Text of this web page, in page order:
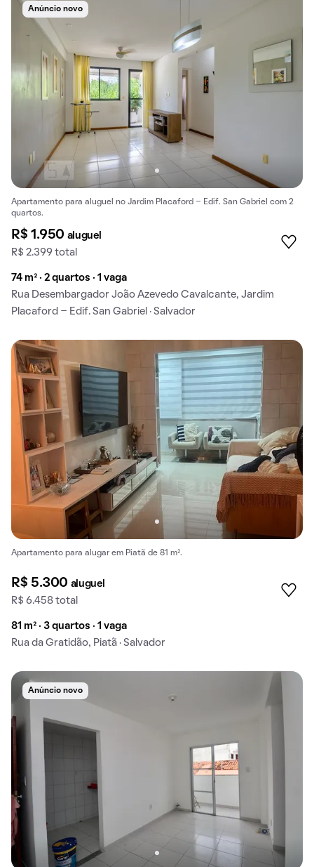
Anúncio novo
Apartamento para aluguel no Jardim Placaford - Edif. San Gabriel com 2
quartos.
R$ 1.950 aluguel
R$ 2.399 total
74 m² · 2 quartos · 1 vaga
Rua Desembargador João Azevedo Cavalcante, Jardim
Placaford - Edif. San Gabriel · Salvador
Apartamento para alugar em Piatã de 81 m².
R$ 5.300 aluguel
R$ 6.458 total
81 m² · 3 quartos · 1 vaga
Rua da Gratidão, Piatã · Salvador
Anúncio novo